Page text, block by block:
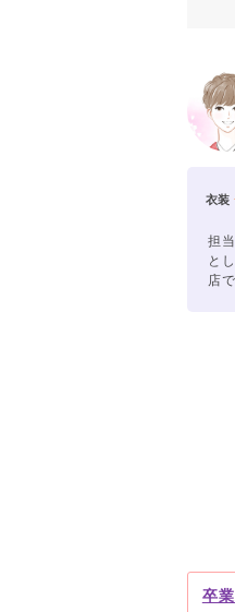
衣装
担
と
店
卒